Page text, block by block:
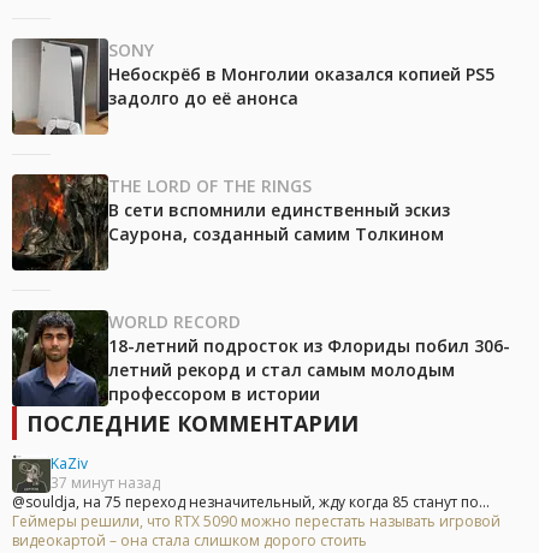
SONY
Небоскрёб в Монголии оказался копией PS5
задолго до её анонса
THE LORD OF THE RINGS
В сети вспомнили единственный эскиз
Саурона, созданный самим Толкином
WORLD RECORD
18-летний подросток из Флориды побил 306-
летний рекорд и стал самым молодым
профессором в истории
ПОСЛЕДНИЕ КОММЕНТАРИИ
KaZiv
37 минут назад
@souldja, на 75 переход незначительный, жду когда 85 станут по...
Геймеры решили, что RTX 5090 можно перестать называть игровой
видеокартой – она стала слишком дорого стоить